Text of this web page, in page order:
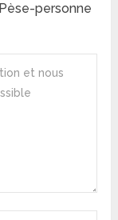
personne